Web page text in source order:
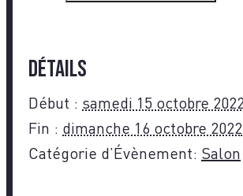
Détails
Début : samedi 15 octobre
Fin : dimanche 16 octobre 2022
Catégorie d’Évènement: Salon